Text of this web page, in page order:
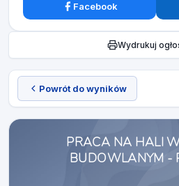
Powrót do wyników
PRACA NA HALI
BUDOWLANYM -
Facebook
Wydrukuj